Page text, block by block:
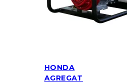
HONDA
AGREGAT